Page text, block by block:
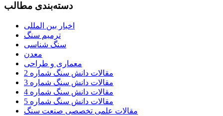
دسته‌بندی مطالب
اخبار بین المللی
ترمیم سنگ
سنگ شناسی
معدن
معماری و طراحی
مقالات دانش سنگ شماره 2
مقالات دانش سنگ شماره 3
مقالات دانش سنگ شماره 4
مقالات دانش سنگ شماره 5
مقالات علمی تخصصی صنعت سنگ